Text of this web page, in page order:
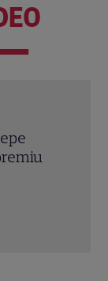
Happy
Ana și
și